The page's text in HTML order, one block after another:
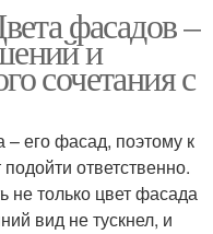
фасадов –
и
сочетания с
– его фасад, поэтому к
ответственно.
не только цвет фасада
вид не тускнел, и